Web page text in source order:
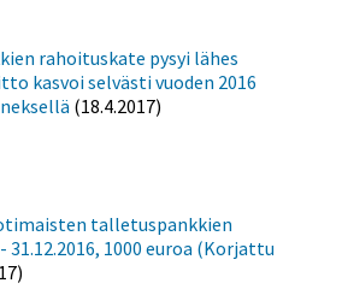
rahoituskate pysyi lähes
kasvoi selvästi vuoden 2016
(18.4.2017)
talletuspankkien
31.12.2016, 1000 euroa (Korjattu